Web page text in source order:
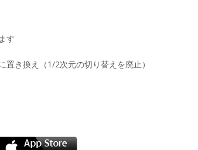
す
置き換え（1/2次元の切り替えを廃止）